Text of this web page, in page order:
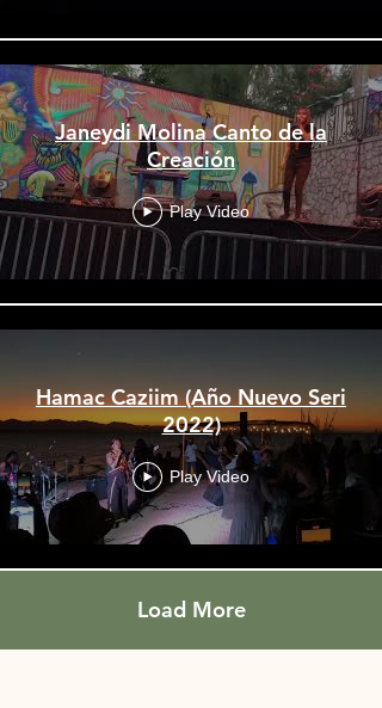
Janeydi Molina Canto de la
Creación
Play Video
Hamac Caziim (Año Nuevo Seri
2022)
Play Video
Load More